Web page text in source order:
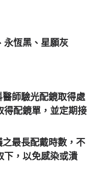
永恆黑、星願灰
師驗光配鏡取得處
得配鏡單，並定期接
最長配戴時數，不
下，以免感染或潰